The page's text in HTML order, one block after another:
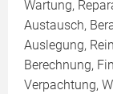
Wartung,
Austausch,
Auslegung,
Berechnung,
Verpachtung,